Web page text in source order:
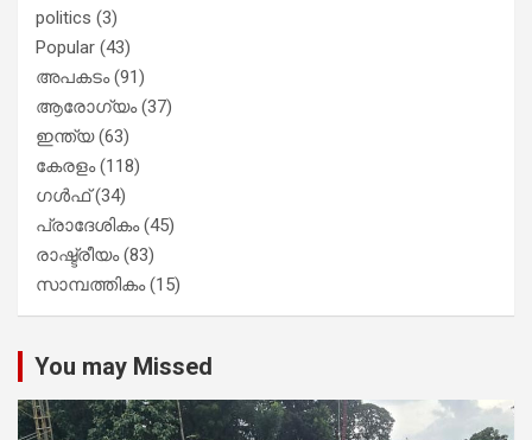
politics (3)
Popular (43)
അപകടം(91)
ആരോഗ്യം(37)
ഇന്ത്യ(63)
കേരളം(118)
ഗൾഫ്(34)
പ്രാദേശികം(45)
രാഷ്ട്രീയം(83)
സാമ്പത്തികം(15)
You may Missed